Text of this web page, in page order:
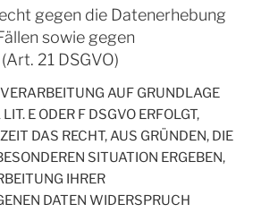
gegen die Datenerhebung
sowie gegen
21 DSGVO)
AUF GRUNDLAGE
E ODER F DSGVO ERFOLGT,
DAS RECHT, AUS GRÜNDEN, DIE
SITUATION ERGEBEN,
IHRER
DATEN WIDERSPRUCH